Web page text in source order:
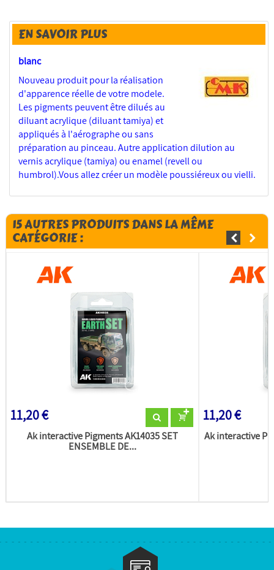
EN SAVOIR PLUS
blanc
Nouveau produit pour la réalisation
d'apparence réelle de votre modele.
Les pigments peuvent être dilués au
diluant acrylique (diluant tamiya) et
appliqués à l'aérographe ou sans
préparation au pinceau. Autre application dilution au
vernis acrylique (tamiya) ou enamel (revell ou
humbrol).Vous allez créer un modèle poussiéreux ou vielli.
15 AUTRES PRODUITS DANS LA MÊME
CATÉGORIE :
11,20 €
Ak interactive Pigments AK14035 SET
ENSEMBLE DE...
11,20 €
Ak interactive